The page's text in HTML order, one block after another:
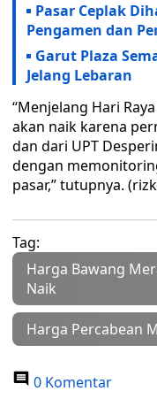
Pasar Ceplak
Pengamen dan
Garut Plaza
Jelang Lebaran
“Menjelang Hari
akan naik karena
dan dari UPT
dengan
pasar,” tutupnya.
Tag:
Harga Bawang
Naik
Harga Percabean
0 Komentar